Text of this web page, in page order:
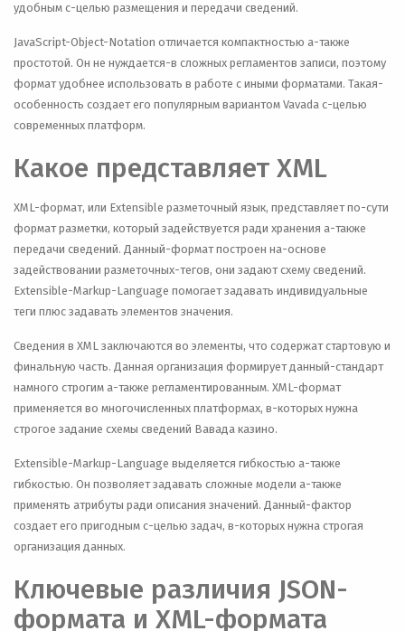
удобным с-целью размещения и передачи сведений.
JavaScript-Object-Notation отличается компактностью а-также
простотой. Он не нуждается-в сложных регламентов записи, поэтому
формат удобнее использовать в работе с иными форматами. Такая-
особенность создает его популярным вариантом Vavada с-целью
современных платформ.
Какое представляет XML
XML-формат, или Extensible разметочный язык, представляет по-сути
формат разметки, который задействуется ради хранения а-также
передачи сведений. Данный-формат построен на-основе
задействовании разметочных-тегов, они задают схему сведений.
Extensible-Markup-Language помогает задавать индивидуальные
теги плюс задавать элементов значения.
Сведения в XML заключаются во элементы, что содержат стартовую и
финальную часть. Данная организация формирует данный-стандарт
намного строгим а-также регламентированным. XML-формат
применяется во многочисленных платформах, в-которых нужна
строгое задание схемы сведений Вавада казино.
Extensible-Markup-Language выделяется гибкостью а-также
гибкостью. Он позволяет задавать сложные модели а-также
применять атрибуты ради описания значений. Данный-фактор
создает его пригодным с-целью задач, в-которых нужна строгая
организация данных.
Ключевые различия JSON-
формата и XML-формата